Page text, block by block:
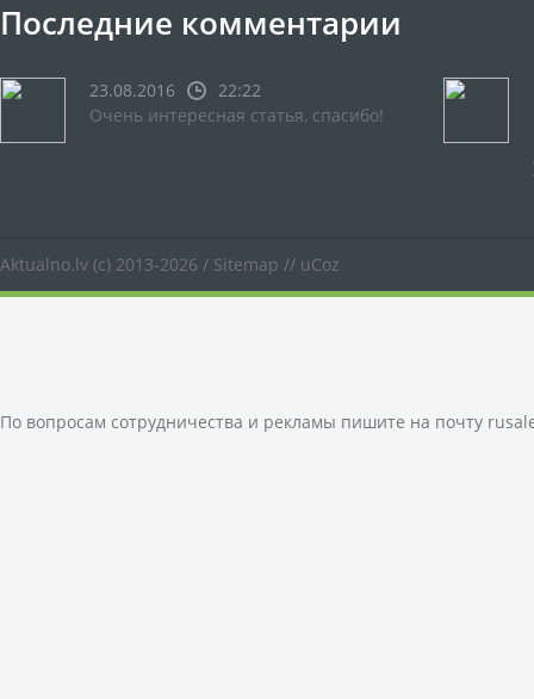
Последние комментарии
23.08.2016
22:22
Очень интересная статья, спасибо!
Aktualno.lv (c) 2013-2026 / Sitemap // uCoz
По вопросам сотрудничества и рекламы пишите на почту